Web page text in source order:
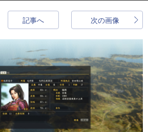
次の画像
記事へ